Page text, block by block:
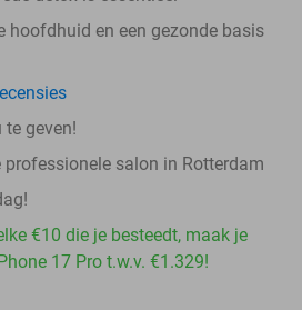
hoofdhuid en een gezonde basis
te geven!
salon in Rotterdam
€10 die je besteedt, maak je
17 Pro t.w.v. €1.329!